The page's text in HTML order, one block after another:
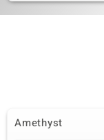
Amethyst